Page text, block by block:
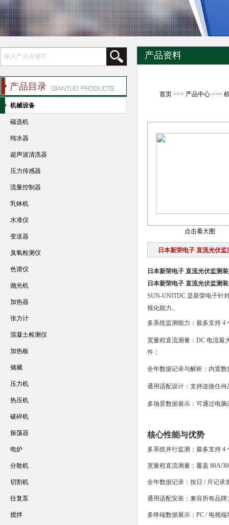
产品资料
首页>>> 产品中心>>>
点击看大图
日本新荣电子 直流光伏监
日本新荣电子 直流光伏监测
日本新荣电子 直流光伏监测
SUN-UNITDC 是新荣电子针
视化能力。
多系统监测能力 ：最多支持
宽量程直流测量：DC 电流最
件；
全年数据记录与解析：内置数
通用适配设计：支持连接任何
多场景数据展示：可通过电脑
核心性能与优势
多系统并行监测：最多支持 4
宽量程直流测量：覆盖 80A/
全年数据记录：按日 / 月记录
通用适配安装：兼容所有品
多终端数据展示：PC / 电视
产品目录
机械设备
磁选机
纯水器
超声波清洗器
压力传感器
流量控制器
乳钵机
水准仪
变送器
臭氧检测仪
色谱仪
抛光机
加热器
张力计
混凝土检测仪
加热板
储藏
压力机
热压机
破碎机
振荡器
电炉
分散机
切割机
往复泵
搅拌